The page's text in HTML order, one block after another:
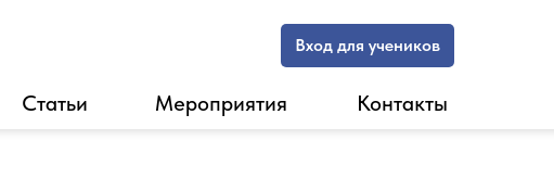
Вход для учеников
Статьи Мероприятия Контакты